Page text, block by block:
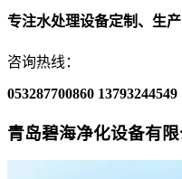
专注水处理设备定制、生
咨询热线：
053287700860 13793244549
青岛碧海净化设备有限